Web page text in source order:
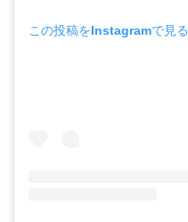
この投稿をInstagramで見る